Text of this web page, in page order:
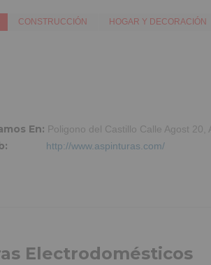
CONSTRUCCIÓN HOGAR Y DECORACIÓN
En: Poligono del Castillo Calle Agost 20,
http://www.aspinturas.com/
Electrodomésticos